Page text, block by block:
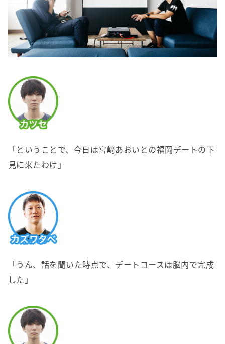
「ということで、今日は宮﨑あおいとの福岡デートの下
見に来たわけ」
「うん、話を聞いた時点で、デートコースは脳内で完成
した」